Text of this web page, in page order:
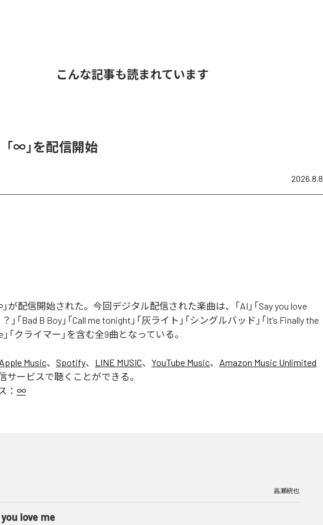
こんな記事も読まれています
∞」を配信開始
2026.8.8
が配信開始された。今回デジタル配信された楽曲は、「AI」「Say you love
」「Bad B Boy」「Call me tonight」「灰ライト」「シングルバッド」「It’s Finally the
」「クライマー」を含む全9曲となっている。
Apple Music、 Spotify、 LINE MUSIC、 YouTube Music、 Amazon Music Unlimited
サービスで聴くことができる。
： ∞
高瀬統也
love me